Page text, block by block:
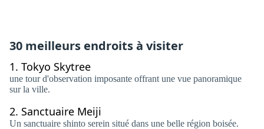
30 meilleurs endroits à visiter
1. Tokyo Skytree
une tour d'observation imposante offrant une vue panoramique
sur la ville.
2. Sanctuaire Meiji
Un sanctuaire shinto serein situé dans une belle région boisée.